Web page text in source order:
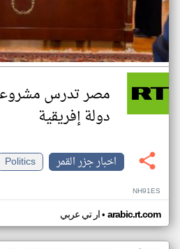
مصر تدرس
دولة إفريقية
اخبار جزر القمر
Politics
NH91ES
ار تي عربي• arabic.rt.com